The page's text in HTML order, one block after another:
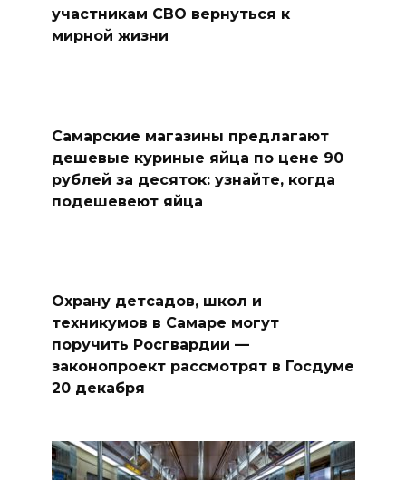
участникам СВО вернуться к
мирной жизни
Самарские магазины предлагают
дешевые куриные яйца по цене 90
рублей за десяток: узнайте, когда
подешевеют яйца
Охрану детсадов, школ и
техникумов в Самаре могут
поручить Росгвардии —
законопроект рассмотрят в Госдуме
20 декабря